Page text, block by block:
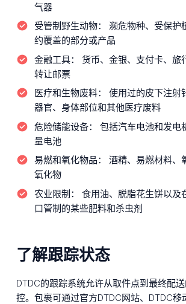
气器
受管制野生动物：
濒危物种、受保护
约覆盖的部分或产品
金融工具：
货币、金银、支付卡、旅
转让邮票
医疗和生物废料：
使用过的皮下注射
器官、身体部位和其他医疗废料
危险储能设备：
包括汽车电池和发电
量电池
易燃和氧化物品：
酒精、易燃材料、
氧化物
农业限制：
食用油、脱脂花生饼以及
口管制的某些肥料和杀虫剂
了解跟踪状态
DTDC的跟踪系统允许从取件点到最终配
控。包裹可通过官方DTDC网站、DTDC移